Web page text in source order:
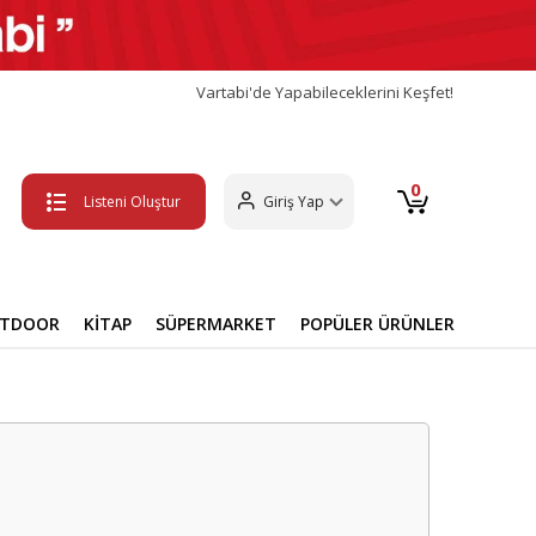
Vartabi'de Yapabileceklerini Keşfet!
Listeni Oluştur Giriş Yap 0
KİTAP SÜPERMARKET POPÜLER ÜRÜNLER